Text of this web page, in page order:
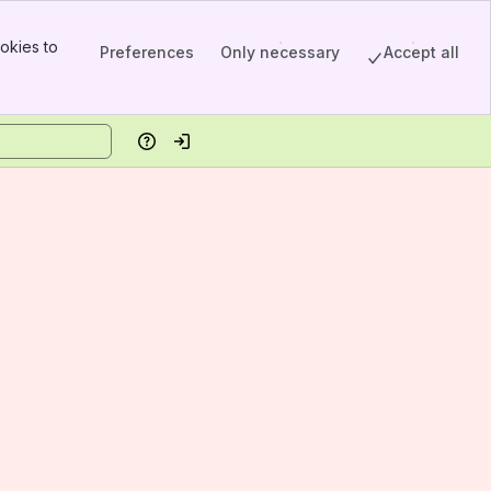
to
Preferences Only necessary Accept all
HelpLog in